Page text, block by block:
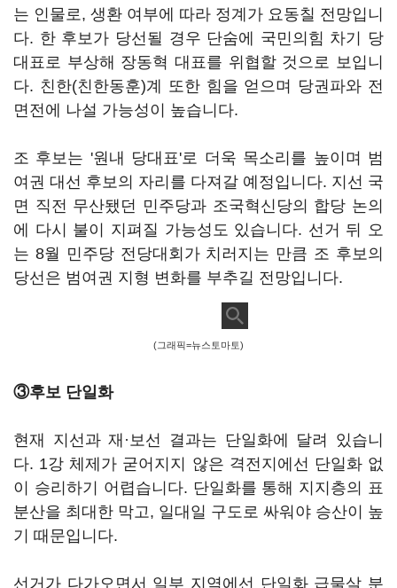
는 인물로, 생환 여부에 따라 정계가 요동칠 전망입니
다. 한 후보가 당선될 경우 단숨에 국민의힘 차기 당
대표로 부상해 장동혁 대표를 위협할 것으로 보입니
다. 친한(친한동훈)계 또한 힘을 얻으며 당권파와 전
면전에 나설 가능성이 높습니다.
조 후보는 '원내 당대표'로 더욱 목소리를 높이며 범
여권 대선 후보의 자리를 다져갈 예정입니다. 지선 국
면 직전 무산됐던 민주당과 조국혁신당의 합당 논의
에 다시 불이 지펴질 가능성도 있습니다. 선거 뒤 오
는 8월 민주당 전당대회가 치러지는 만큼 조 후보의
당선은 범여권 지형 변화를 부추길 전망입니다.
(그래픽=뉴스토마토)
③후보 단일화
현재 지선과 재·보선 결과는 단일화에 달려 있습니
다. 1강 체제가 굳어지지 않은 격전지에선 단일화 없
이 승리하기 어렵습니다. 단일화를 통해 지지층의 표
분산을 최대한 막고, 일대일 구도로 싸워야 승산이 높
기 때문입니다.
선거가 다가오면서 일부 지역에선 단일화 급물살 분